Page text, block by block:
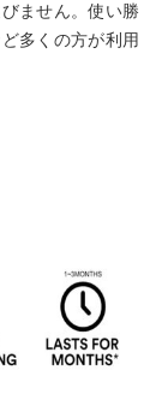
ません。使い勝
多くの方が利用